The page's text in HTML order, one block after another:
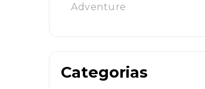
Adventure
Categorias